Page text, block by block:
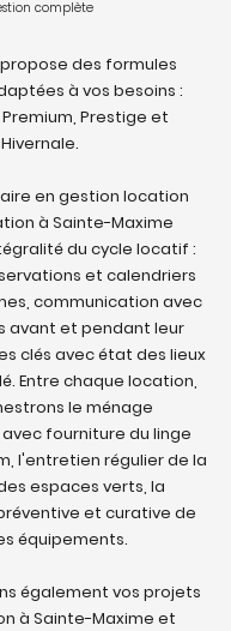
complète
des formules
à vos besoins :
Prestige et
Hivernale.
en gestion location
à Sainte-Maxime
du cycle locatif :
et calendriers
communication avec
avant et pendant leur
clés avec état des lieux
Entre chaque location,
le ménage
fourniture du linge
l'entretien régulier de la
espaces verts, la
et curative de
équipements.
également vos projets
à Sainte-Maxime et